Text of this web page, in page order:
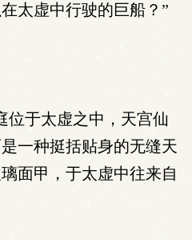
太虚中行驶的巨船？”
于太虚之中，天宫仙
一种挺括贴身的无缝天
面甲，于太虚中往来自